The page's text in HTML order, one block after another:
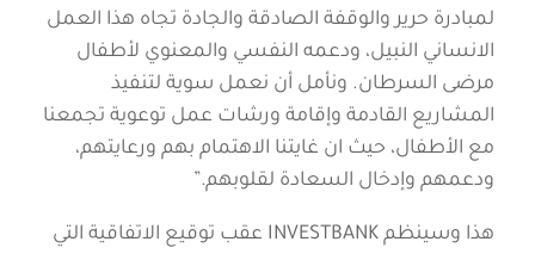
لمبادرة حرير والوقفة الصادقة والجادة تجاه هذا العمل
الانساني النبيل، ودعمه النفسي والمعنوي لأطفال
مرضى السرطان. ونأمل أن نعمل سوية لتنفيذ
المشاريع القادمة وإقامة ورشات عمل توعوية تجمعنا
مع الأطفال، حيث ان غايتنا الاهتمام بهم ورعايتهم،
ودعمهم وإدخال السعادة لقلوبهم.”
هذا وسينظم INVESTBANK عقب توقيع الاتفاقية التي